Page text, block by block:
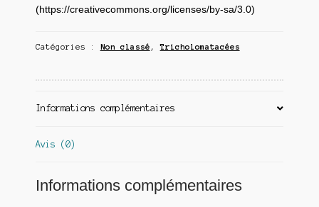
(https://creativecommons.org/licenses/by-sa/3.0)
Catégories : Non classé ,Tricholomatacées
Informations complémentaires
Avis (0)
Informations complémentaires